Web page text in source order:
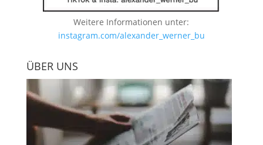
Weitere Informationen unter:
instagram.com/alexander_werner_bu
ÜBER UNS